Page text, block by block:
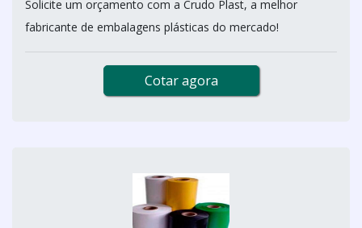
Solicite um orçamento com a Crudo Plast, a melhor
fabricante de embalagens plásticas do mercado!
Cotar agora